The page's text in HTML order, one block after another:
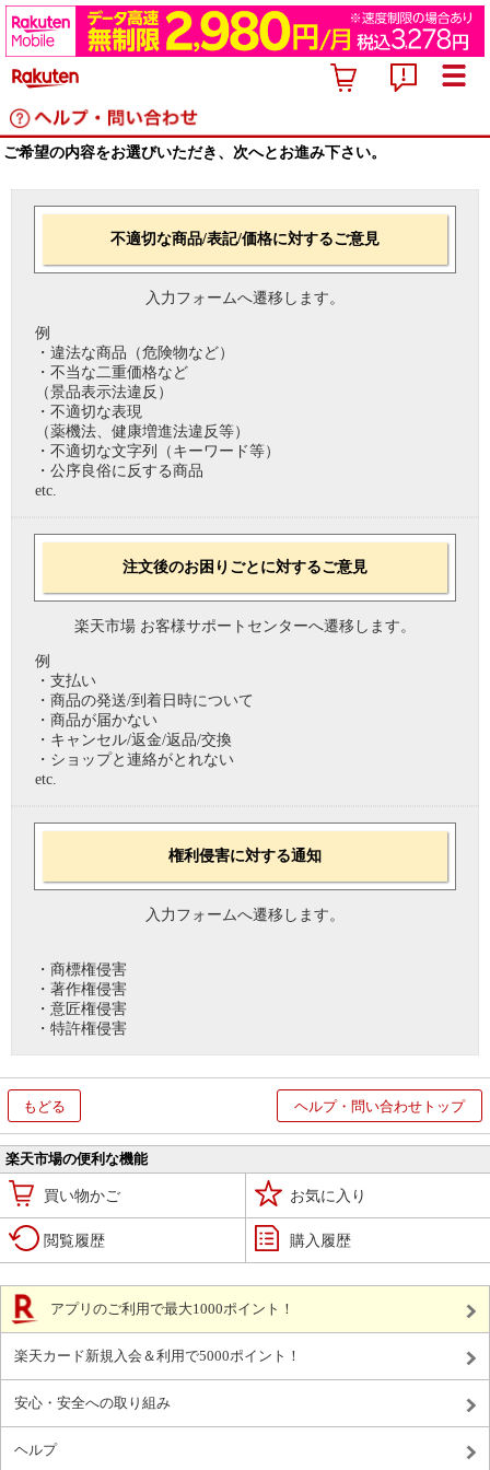
ご希望の内容をお選びいただき、次へとお進み下さい。
不適切な商品/表記/価格に対するご意見
入力フォームへ遷移します。
例
・違法な商品（危険物など）
・不当な二重価格など
（景品表示法違反）
・不適切な表現
（薬機法、健康増進法違反等）
・不適切な文字列（キーワード等）
・公序良俗に反する商品
etc.
注文後のお困りごとに対するご意見
楽天市場 お客様サポートセンターへ遷移します。
例
・支払い
・商品の発送/到着日時について
・商品が届かない
・キャンセル/返金/返品/交換
・ショップと連絡がとれない
etc.
権利侵害に対する通知
入力フォームへ遷移します。
・商標権侵害
・著作権侵害
・意匠権侵害
・特許権侵害
もどる ヘルプ・問い合わせトップ
楽天市場の便利な機能
買い物かご お気に入り
閲覧履歴 購入履歴
アプリのご利用で最大1000ポイント！
楽天カード新規入会＆利用で5000ポイント！
安心・安全への取り組み
ヘルプ